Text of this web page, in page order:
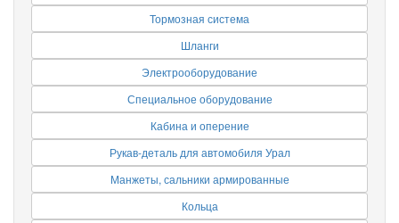
Тормозная система
Шланги
Электрооборудование
Специальное оборудование
Кабина и оперение
Рукав-деталь для автомобиля Урал
Манжеты, сальники армированные
Кольца